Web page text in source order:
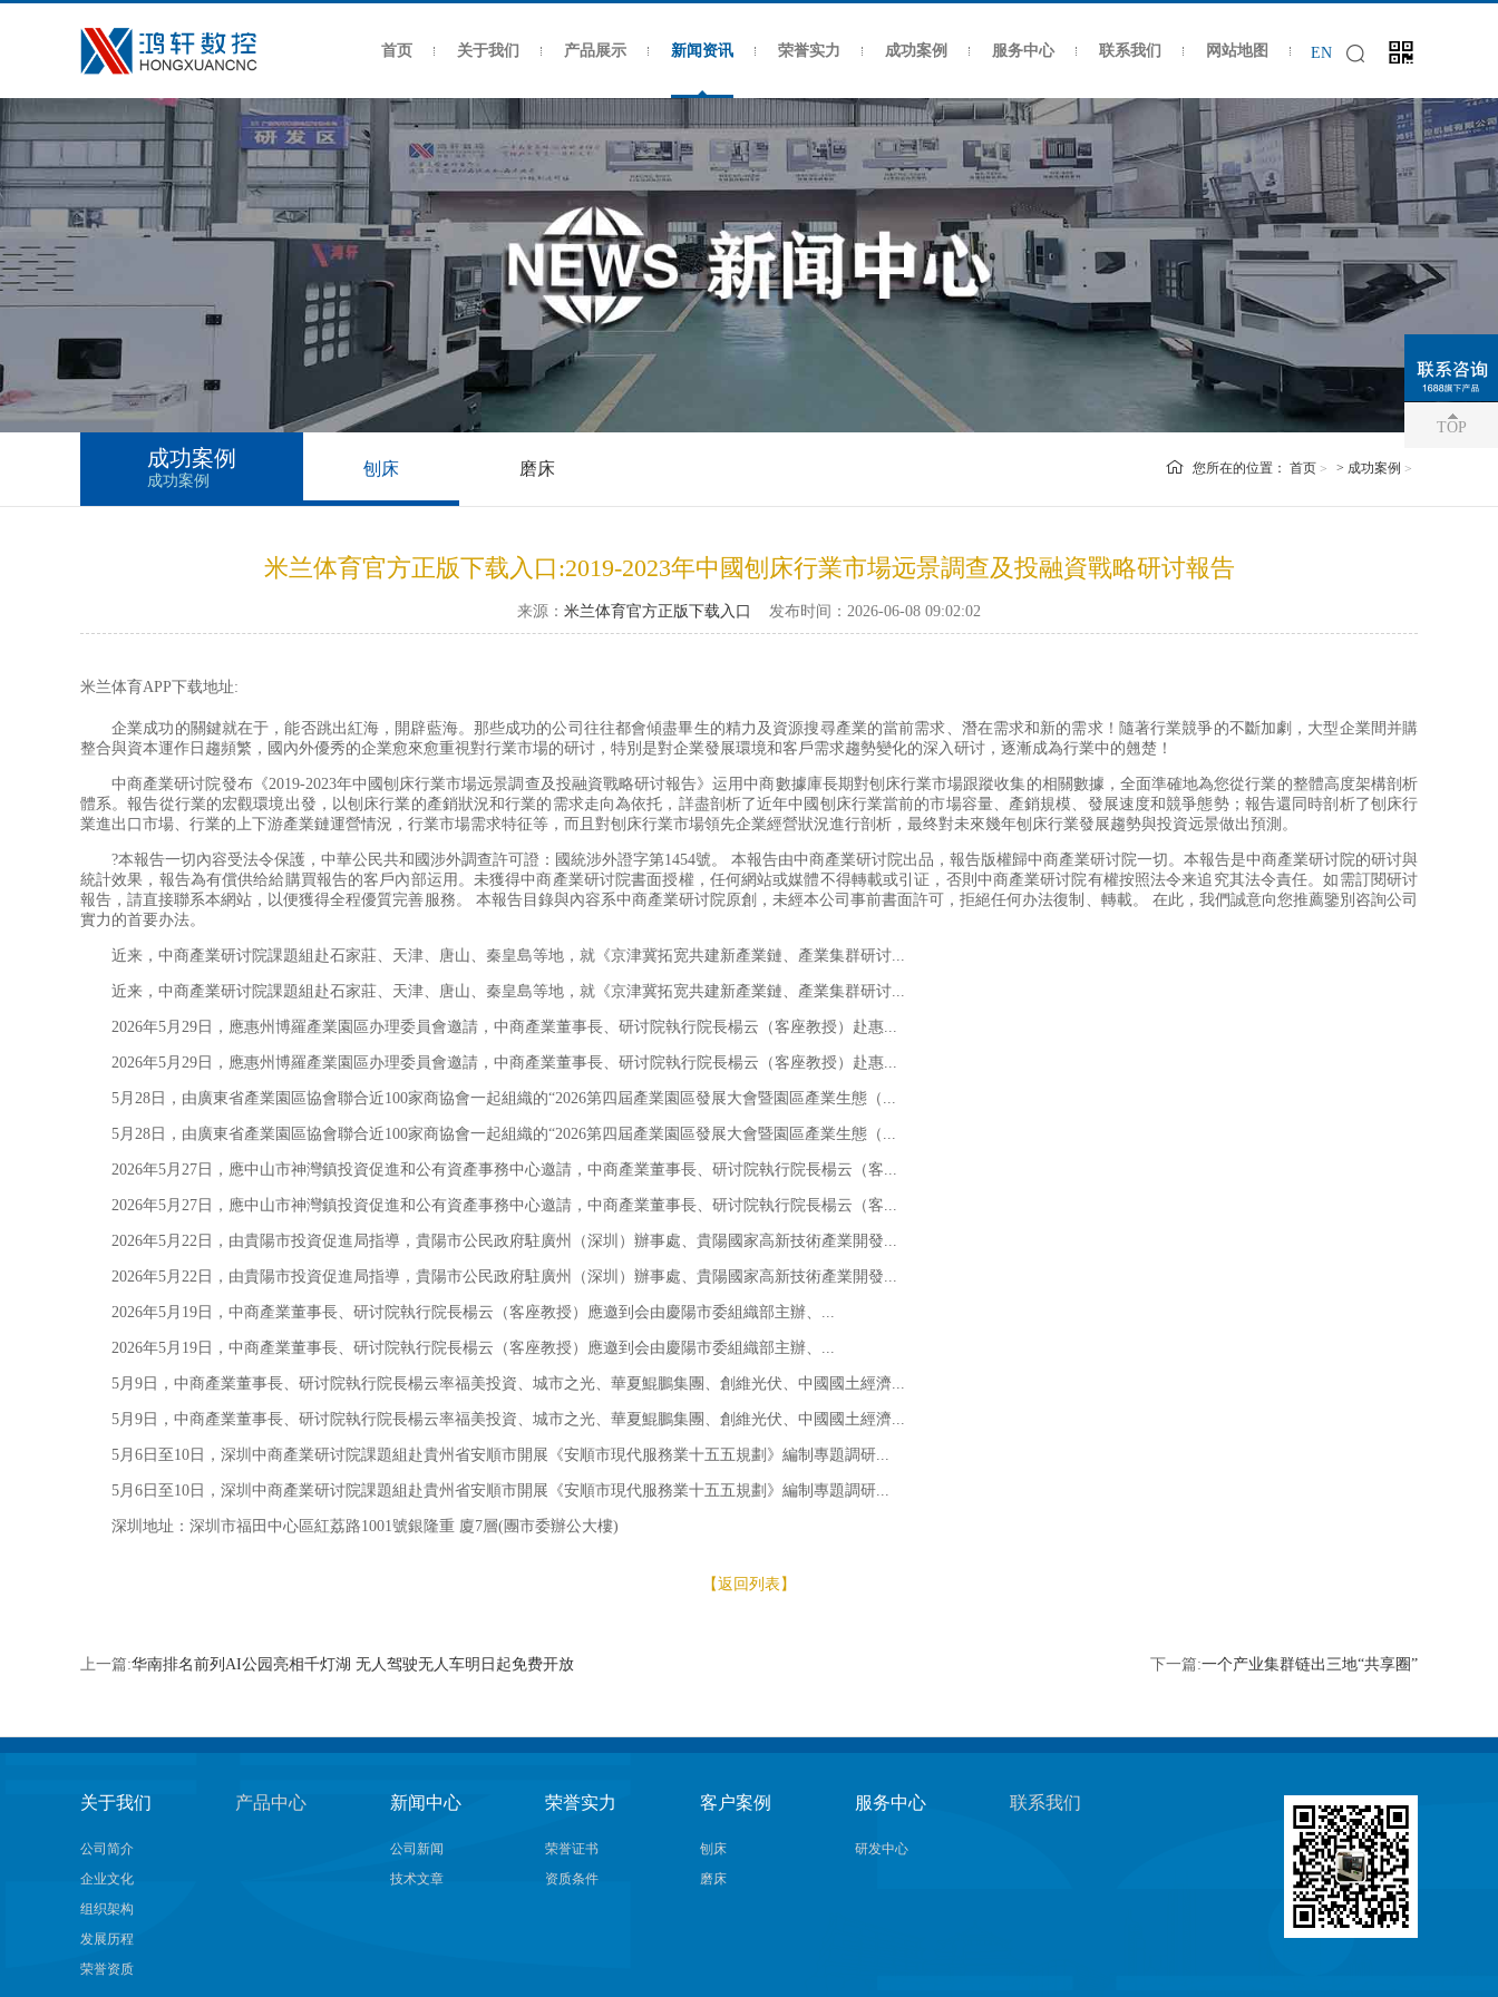
EN
首页 关于我们 产品展示 新闻资讯 荣誉实力 成功案例 服务中心 联系我们 网站地图
成功案例
成功案例
刨床 磨床 您所在的位置： 首页 > 成功案例
米兰体育官方正版下载入口:2019-2023年中國刨床行業市場远景調查及投融資戰略研讨報告
来源： 米兰体育官方正版下载入口 发布时间：2026-06-08 09:02:02
米兰体育APP下载地址:
企業成功的關鍵就在于，能否跳出紅海，開辟藍海。那些成功的公司往往都會傾盡畢生的精力及資源搜尋產業的當前需求、潛在需求和新的需求！隨著行業競爭的不斷加劇，大型企業間并購
整合與資本運作日趨頻繁，國內外優秀的企業愈來愈重視對行業市場的研讨，特別是對企業發展環境和客戶需求趨勢變化的深入研讨，逐漸成為行業中的翹楚！
中商產業研讨院發布《2019-2023年中國刨床行業市場远景調查及投融資戰略研讨報告》运用中商數據庫長期對刨床行業市場跟蹤收集的相關數據，全面準確地為您從行業的整體高度架構剖析
體系。報告從行業的宏觀環境出發，以刨床行業的產銷狀況和行業的需求走向為依托，詳盡剖析了近年中國刨床行業當前的市場容量、產銷規模、發展速度和競爭態勢；報告還同時剖析了刨床行
業進出口市場、行業的上下游產業鏈運營情況，行業市場需求特征等，而且對刨床行業市場領先企業經營狀況進行剖析，最终對未來幾年刨床行業發展趨勢與投資远景做出預測。
?本報告一切內容受法令保護，中華公民共和國涉外調查許可證：國統涉外證字第1454號。 本報告由中商產業研讨院出品，報告版權歸中商產業研讨院一切。本報告是中商產業研讨院的研讨與
統計效果，報告為有償供给給購買報告的客戶內部运用。未獲得中商產業研讨院書面授權，任何網站或媒體不得轉載或引证，否則中商產業研讨院有權按照法令来追究其法令責任。如需訂閱研讨
報告，請直接聯系本網站，以便獲得全程優質完善服務。 本報告目錄與內容系中商產業研讨院原創，未經本公司事前書面許可，拒絕任何办法復制、轉載。 在此，我們誠意向您推薦鑒別咨詢公司
實力的首要办法。
近来，中商產業研讨院課題組赴石家莊、天津、唐山、秦皇島等地，就《京津冀拓宽共建新產業鏈、產業集群研讨...
近来，中商產業研讨院課題組赴石家莊、天津、唐山、秦皇島等地，就《京津冀拓宽共建新產業鏈、產業集群研讨...
2026年5月29日，應惠州博羅產業園區办理委員會邀請，中商產業董事長、研讨院執行院長楊云（客座教授）赴惠...
2026年5月29日，應惠州博羅產業園區办理委員會邀請，中商產業董事長、研讨院執行院長楊云（客座教授）赴惠...
5月28日，由廣東省產業園區協會聯合近100家商協會一起組織的“2026第四屆產業園區發展大會暨園區產業生態（...
5月28日，由廣東省產業園區協會聯合近100家商協會一起組織的“2026第四屆產業園區發展大會暨園區產業生態（...
2026年5月27日，應中山市神灣鎮投資促進和公有資產事務中心邀請，中商產業董事長、研讨院執行院長楊云（客...
2026年5月27日，應中山市神灣鎮投資促進和公有資產事務中心邀請，中商產業董事長、研讨院執行院長楊云（客...
2026年5月22日，由貴陽市投資促進局指導，貴陽市公民政府駐廣州（深圳）辦事處、貴陽國家高新技術產業開發...
2026年5月22日，由貴陽市投資促進局指導，貴陽市公民政府駐廣州（深圳）辦事處、貴陽國家高新技術產業開發...
2026年5月19日，中商產業董事長、研讨院執行院長楊云（客座教授）應邀到会由慶陽市委組織部主辦、...
2026年5月19日，中商產業董事長、研讨院執行院長楊云（客座教授）應邀到会由慶陽市委組織部主辦、...
5月9日，中商產業董事長、研讨院執行院長楊云率福美投資、城市之光、華夏鯤鵬集團、創維光伏、中國國土經濟...
5月9日，中商產業董事長、研讨院執行院長楊云率福美投資、城市之光、華夏鯤鵬集團、創維光伏、中國國土經濟...
5月6日至10日，深圳中商產業研讨院課題組赴貴州省安順市開展《安順市現代服務業十五五規劃》編制專題調研...
5月6日至10日，深圳中商產業研讨院課題組赴貴州省安順市開展《安順市現代服務業十五五規劃》編制專題調研...
深圳地址：深圳市福田中心區紅荔路1001號銀隆重 廈7層(團市委辦公大樓)
【返回列表】
上一篇:华南排名前列AI公园亮相千灯湖 无人驾驶无人车明日起免费开放 下一篇:一个产业集群链出三地“共享圈”
TOP
关于我们
公司简介
企业文化
组织架构
发展历程
荣誉资质
产品中心 新闻中心
公司新闻
技术文章
荣誉实力
荣誉证书
资质条件
客户案例
刨床
磨床
服务中心
研发中心
联系我们